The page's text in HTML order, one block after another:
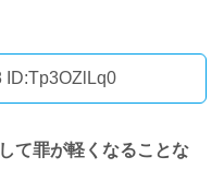
ID:Tp3OZlLq0
て罪が軽くなることな